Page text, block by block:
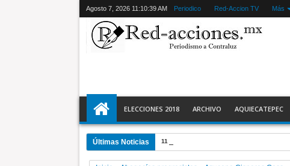
Agosto 7, 2026 11:10:40 AM Periodico Red-Accion TV Más
ELECCIONES 2018 ARCHIVO AQUIECATEPEC
Últimas Noticias 11:28 PM